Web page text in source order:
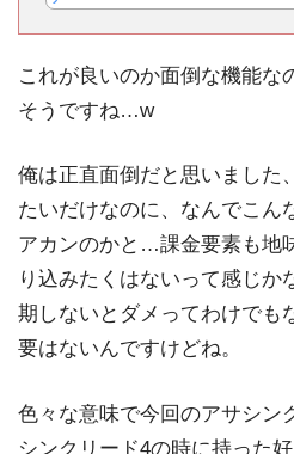
これが良いのか面倒な機能な
そうですね…w
俺は正直面倒だと思いました
たいだけなのに、なんでこん
アカンのかと…課金要素も地
り込みたくはないって感じ
期しないとダメってわけでも
要はないんですけどね。
色々な意味で今回のアサシン
シンクリード4の時に持った